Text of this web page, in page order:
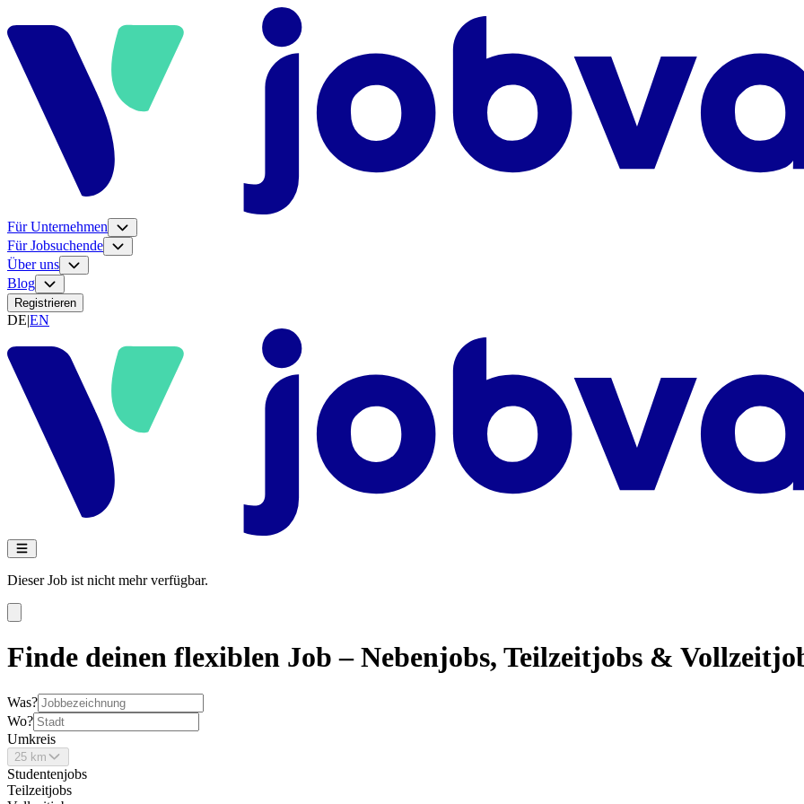
Für Unternehmen
Für Jobsuchende
Über uns
Blog
Registrieren
DE|EN
Dieser Job ist nicht mehr verfügbar.
Finde deinen flexiblen Job – Nebenjobs, Teilzeitjobs &
Was?
Wo?
Umkreis
25 km
Studentenjobs
Teilzeitjobs